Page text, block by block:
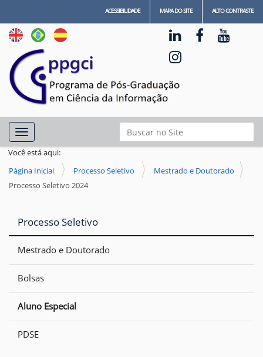
ACESSIBILIDADE MAPA DO SITE ALTO CONTRASTE
Busca
Busca Avançada…
Toggle navigation
Você está aqui:
Página Inicial
Processo Seletivo
Mestrado e Doutorado
Processo Seletivo 2024
Processo Seletivo
Mestrado e Doutorado
Bolsas
Aluno Especial
PDSE